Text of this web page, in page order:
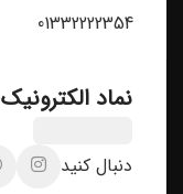
01332222354
نماد الکترونیک
دنبال کنید